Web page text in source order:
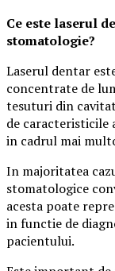
Ce este laserul
stomatologie?
Laserul dentar
concentrate de
tesuturi din
de
in cadrul mai
In majoritatea
stomatologice
acesta poate
in functie de
pacientului.